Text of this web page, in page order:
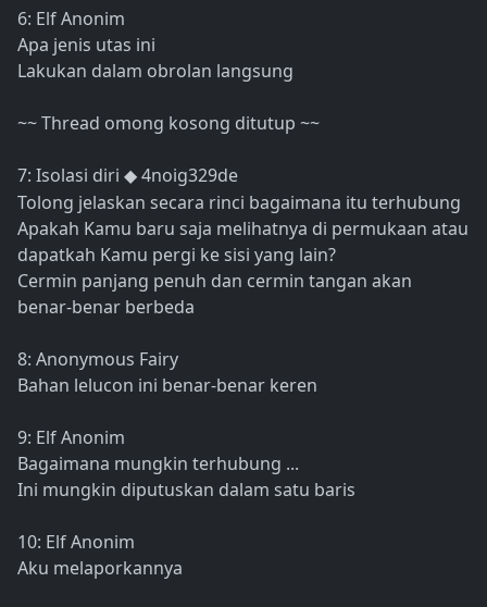
6: Elf Anonim
Apa jenis utas ini
Lakukan dalam obrolan langsung
~~ Thread omong kosong ditutup ~~
7: Isolasi diri ◆ 4noig329de
Tolong jelaskan secara rinci bagaimana itu terhubung
Apakah Kamu baru saja melihatnya di permukaan atau
dapatkah Kamu pergi ke sisi yang lain?
Cermin panjang penuh dan cermin tangan akan
benar-benar berbeda
8: Anonymous Fairy
Bahan lelucon ini benar-benar keren
9: Elf Anonim
Bagaimana mungkin terhubung ...
Ini mungkin diputuskan dalam satu baris
10: Elf Anonim
Aku melaporkannya